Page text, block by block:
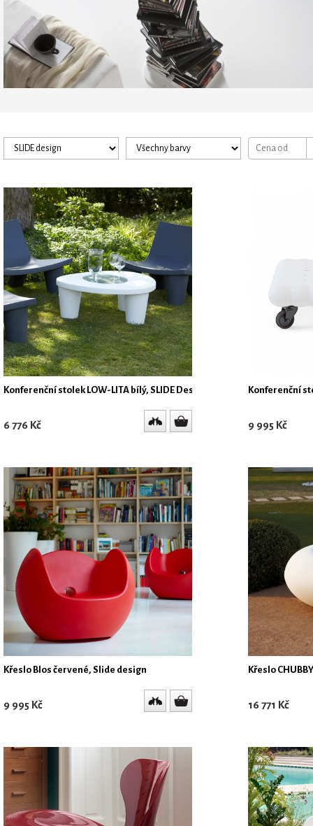
Konferenční stolek LOW-LITA bílý, SLIDE Design
6 776 Kč
Konferenční
9 995 Kč
Křeslo Blos červené, Slide design
9 995 Kč
Křeslo
16 771 Kč